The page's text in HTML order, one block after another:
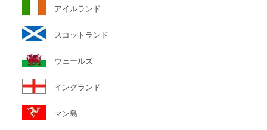
アイルランド
スコットランド
ウェールズ
イングランド
マン島